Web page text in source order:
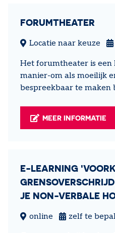
FORUMTHEATER
Locatie naar keuze
Het forumtheater is een
manier-om als moeilijk
bespreekbaar te maken
MEER INFORMATIE
E-LEARNING
JE NON-VERBALE
online zelf te